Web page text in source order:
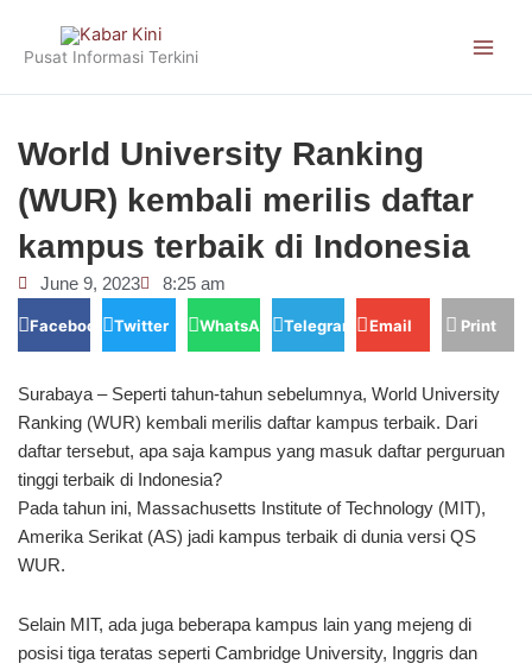
content
Pusat Informasi Terkini
World University Ranking
(WUR) kembali merilis daftar
kampus terbaik di Indonesia
June 9, 2023 8:25 am
Facebook Twitter WhatsApp Telegram Email Print
Surabaya – Seperti tahun-tahun sebelumnya, World University
Ranking (WUR) kembali merilis daftar kampus terbaik. Dari
daftar tersebut, apa saja kampus yang masuk daftar perguruan
tinggi terbaik di Indonesia?
Pada tahun ini, Massachusetts Institute of Technology (MIT),
Amerika Serikat (AS) jadi kampus terbaik di dunia versi QS
WUR.
Selain MIT, ada juga beberapa kampus lain yang mejeng di
posisi tiga teratas seperti Cambridge University, Inggris dan